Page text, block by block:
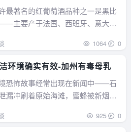
最著名的红葡萄酒品种之一是黑比
主要产于法国、西班牙、意大利
1064 0
环境确实有效-加州有毒母乳
恐怖故事经常出现在新闻中——石
漏冲刷着原始海滩，蜜蜂被新烟碱
925 0